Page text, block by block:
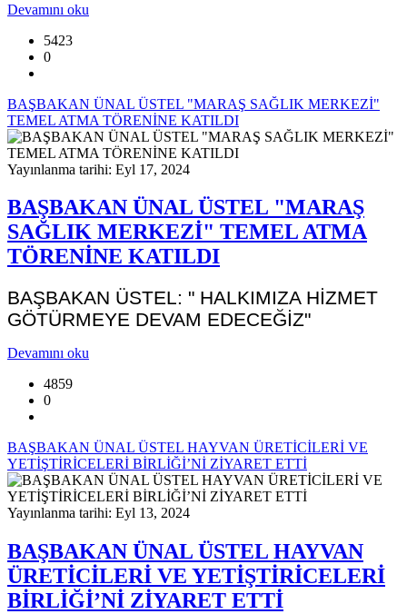
Devamını oku
5423
0
BAŞBAKAN ÜNAL ÜSTEL "MARAŞ SAĞLIK MERKEZİ"
TEMEL ATMA TÖRENİNE KATILDI
Yayınlanma tarihi: Eyl 17, 2024
BAŞBAKAN ÜNAL ÜSTEL "MARAŞ
SAĞLIK MERKEZİ" TEMEL ATMA
TÖRENİNE KATILDI
BAŞBAKAN ÜSTEL: " HALKIMIZA HİZMET
GÖTÜRMEYE DEVAM EDECEĞİZ"
Devamını oku
4859
0
BAŞBAKAN ÜNAL ÜSTEL HAYVAN ÜRETİCİLERİ VE
YETİŞTİRİCELERİ BİRLİĞİ’Nİ ZİYARET ETTİ
Yayınlanma tarihi: Eyl 13, 2024
BAŞBAKAN ÜNAL ÜSTEL HAYVAN
ÜRETİCİLERİ VE YETİŞTİRİCELERİ
BİRLİĞİ’Nİ ZİYARET ETTİ